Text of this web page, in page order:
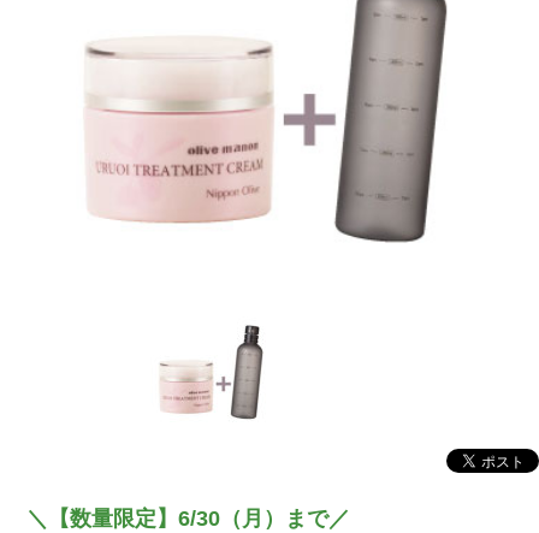
＼【数量限定】6/30（月）まで／